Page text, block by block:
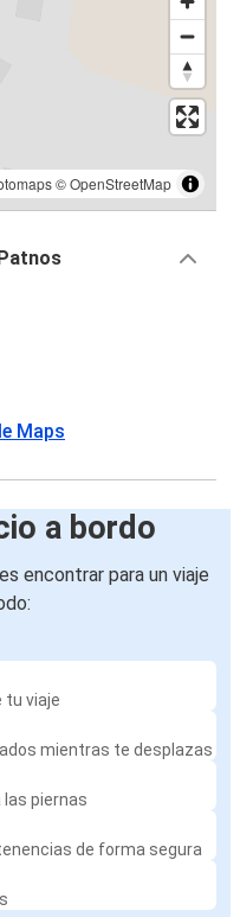
©OpenStreetMap
Maps
a bordo
encontrar para un viaje
tu viaje
mientras te desplazas
piernas
de forma segura